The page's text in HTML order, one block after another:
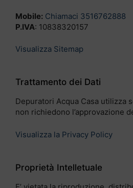
Mobile: Chiamaci 3516762888
P.IVA: 10838320157
Visualizza Sitemap
Trattamento dei Dati
Depuratori Acqua Casa utilizza
non richiedono l’approvazione
Visualizza la Privacy Policy
Proprietà Intelletuale